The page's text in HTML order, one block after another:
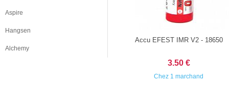
Aspire
Hangsen
Alchemy
Accu EFEST IMR V2 - 18650
3.50 €
Chez 1 marchand